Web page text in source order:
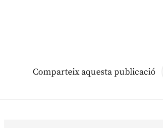
Comparteix aquesta publicació